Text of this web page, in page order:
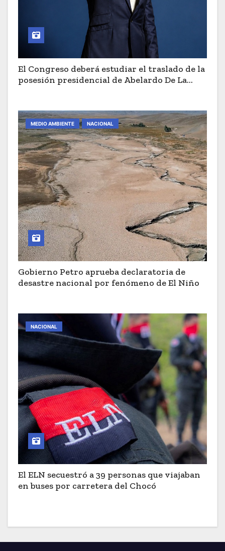
El Congreso deberá estudiar el traslado de la
posesión presidencial de Abelardo De La
MEDIO AMBIENTE NACIONAL
Gobierno Petro aprueba declaratoria de
desastre nacional por fenómeno de El Niño
NACIONAL
El ELN secuestró a 39 personas que viajaban
en buses por carretera del Chocó